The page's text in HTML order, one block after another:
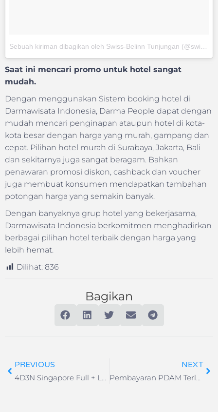
Saat ini mencari promo untuk hotel sangat
mudah.
Dengan menggunakan Sistem booking hotel di
Darmawisata Indonesia, Darma People dapat dengan
mudah mencari penginapan ataupun hotel di kota-
kota besar dengan harga yang murah, gampang dan
cepat. Pilihan hotel murah di Surabaya, Jakarta, Bali
dan sekitarnya juga sangat beragam. Bahkan
penawaran promosi diskon, cashback dan voucher
juga membuat konsumen mendapatkan tambahan
potongan harga yang semakin banyak.
Dengan banyaknya grup hotel yang bekerjasama,
Darmawisata Indonesia berkomitmen menghadirkan
berbagai pilihan hotel terbaik dengan harga yang
lebih hemat.
Dilihat: 836
Bagikan
PREVIOUS NEXT